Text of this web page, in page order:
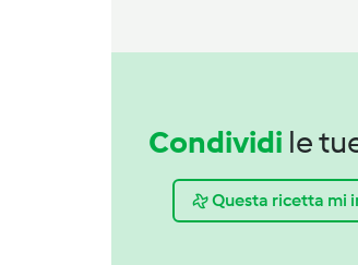
Condividi le
Questa ricetta mi